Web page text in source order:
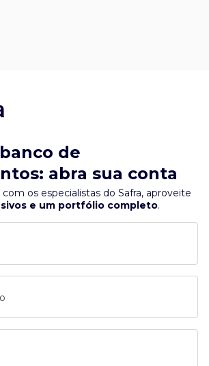
de
abra sua conta
os especialistas do Safra, aproveite
e um portfólio completo.